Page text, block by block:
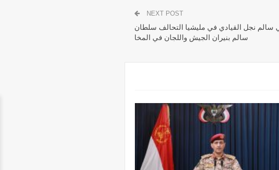
NEXT POST
نجل القيادي في مليشيا التحالف سلطان
سالم بنيران الجيش واللجان في المخا